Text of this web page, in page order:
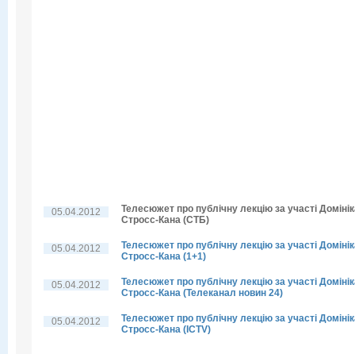
05.04.2012
Телесюжет про публічну лекцію за участі
Стросс-Кана (СТБ)
05.04.2012
Телесюжет про публічну лекцію за участі
Стросс-Кана (1+1)
05.04.2012
Телесюжет про публічну лекцію за участі
Стросс-Кана (Телеканал новин 24)
05.04.2012
Телесюжет про публічну лекцію за участі
Стросс-Кана (ICTV)